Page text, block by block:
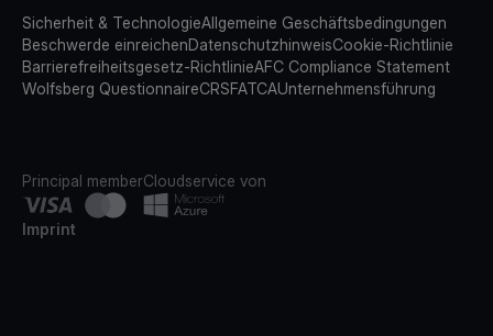
Sicherheit & TechnologieAllgemeine Geschäftsbedingungen
Beschwerde einreichenDatenschutzhinweisCookie-Richtlinie
Barrierefreiheitsgesetz-RichtlinieAFC Compliance Statement
Wolfsberg QuestionnaireCRSFATCAUnternehmensführung
Principal memberCloudservice von
Imprint